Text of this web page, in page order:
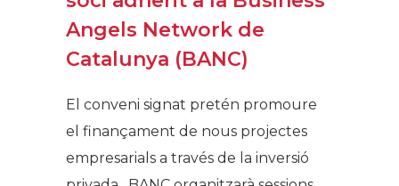
Angels Network de
Catalunya (BANC)
El conveni signat pretén promoure
el finançament de nous projectes
empresarials a través de la inversió